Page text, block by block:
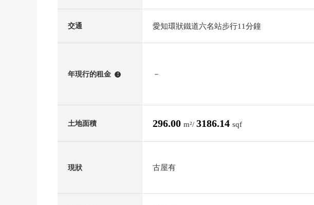
交通 愛知環狀鐵道六名站步行11分鐘
年現行的租金 ! －
土地面積 296.00 m²/ 3186.14 sqf
現狀 古屋有